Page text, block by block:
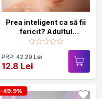
Prea inteligent ca să fii
fericit? Adultul
supradotat
PRP: 42.29 Lei
12.8 Lei
-49.9%